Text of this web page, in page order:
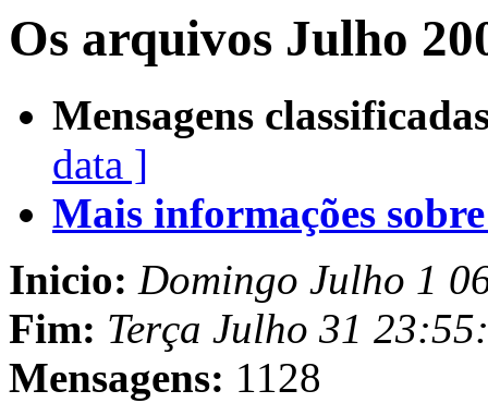
Os arquivos Julho
Mensagens
data ]
Mais informações
Inicio: Domingo Julho 1
Fim: Terça Julho 31
Mensagens: 1128